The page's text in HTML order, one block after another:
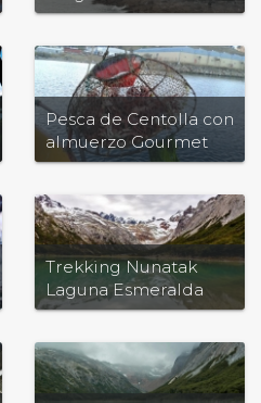
Pesca de Centolla con
almuerzo Gourmet
Trekking Nunatak
Laguna Esmeralda